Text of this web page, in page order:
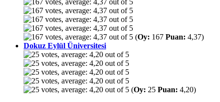
(Oy: 167 Puan: 4,37)
Dokuz Eylül Üniversitesi
(Oy: 25 Puan: 4,20)